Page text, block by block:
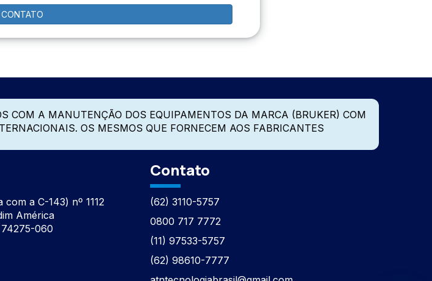
CONTATO
A MANUTENÇÃO DOS EQUIPAMENTOS DA MARCA (BRUKER) COM
OS MESMOS QUE FORNECEM AOS FABRICANTES
com a C-143) nº 1112
América
74275-060
Contato
(62) 3110-5757
0800 717 7772
(11) 97533-5757
(62) 98610-7777